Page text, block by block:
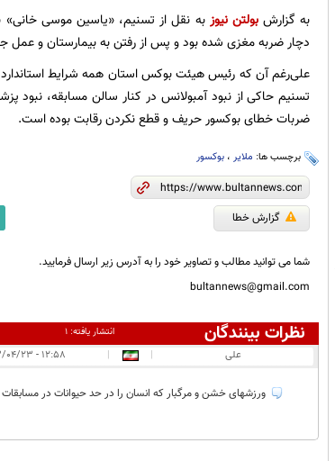
به گزارشبولتن نیوز به نقل از تسنیم، «یاسین موسی خانی»
دچار ضربه مغزی شده بود و پس از رفتن به بیمارستان و عمل
علی‌رغم آن که رئیس هیئت بوکس استان همه شرایط استاندارد
تسنیم‌ حاکی از نبود آمبولانس در کنار سالن مسابقه، نبود
ضربات خطای بوکسور حریف و قطع نکردن رقابت بوده است.
برچسب ها: ملایر، بوکسور
گزارش خطا
شما می توانید مطالب و تصاویر خود را به آدرس زیر ارسال فرمایید.
bultannews@gmail.com
نظرات بینندگان انتشار یافته:۱
علی |
| ۱۲:۵۸ - ۱۴۰۳/۰۴/۲۳
ورزشهای خشن و مرگبار که انسان را در حد حیوانات در مسابقات